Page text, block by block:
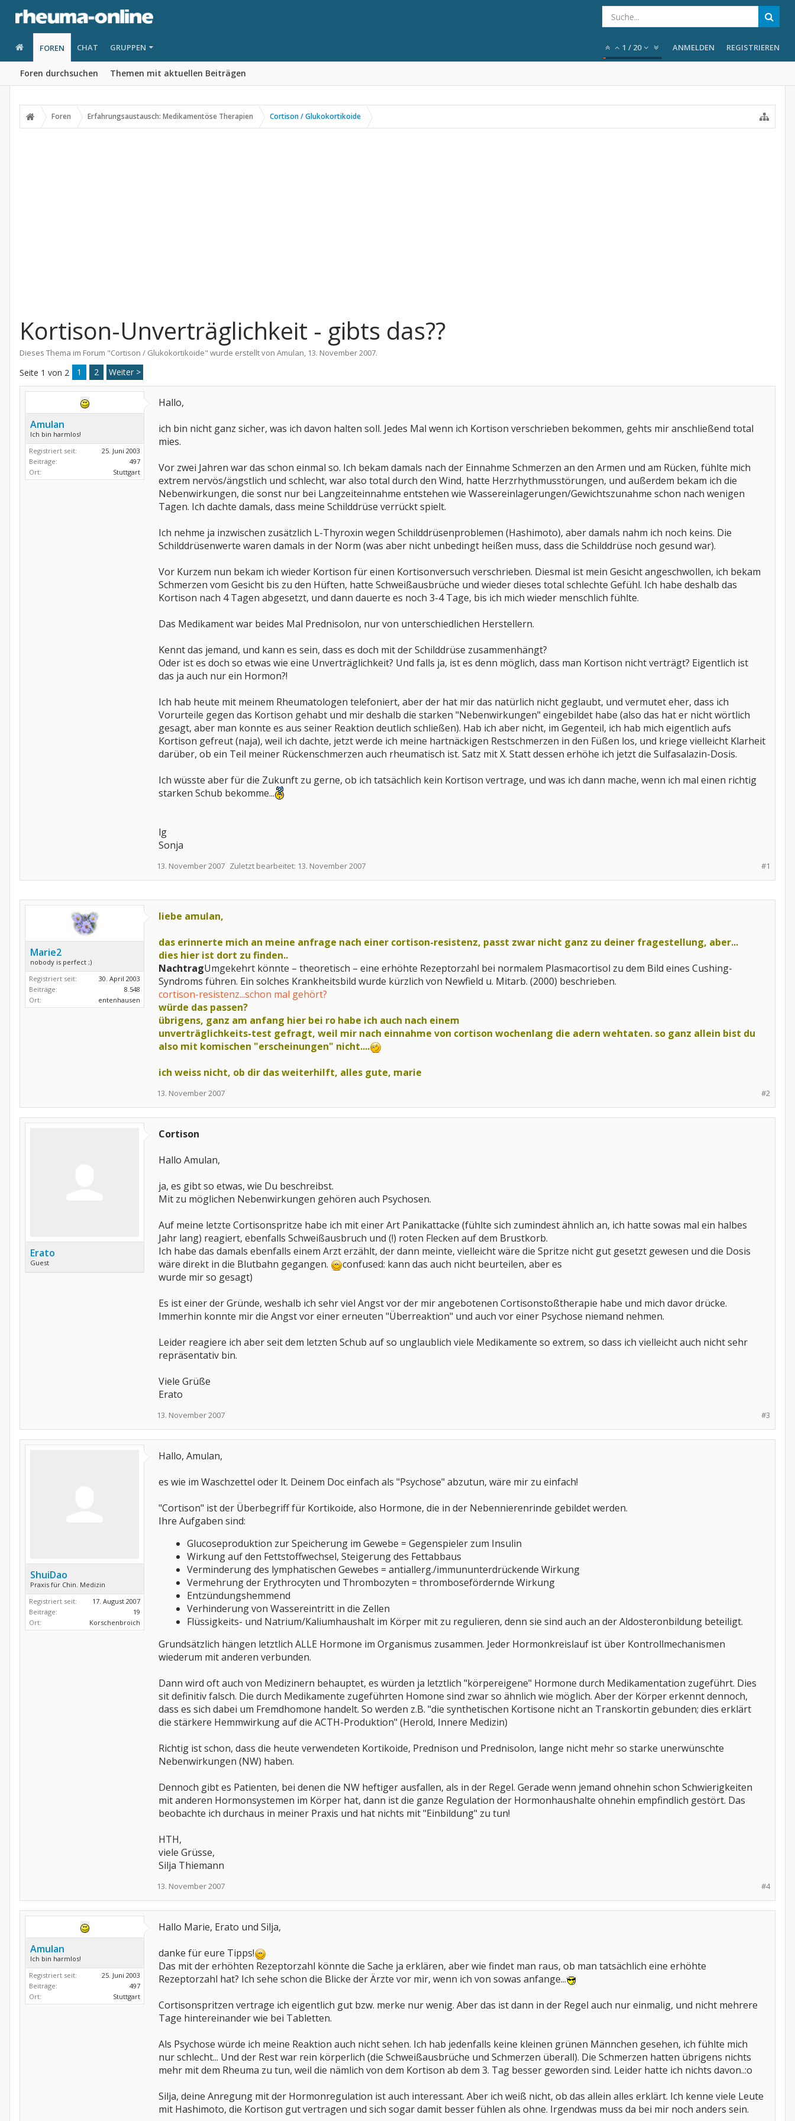
FOREN
Foren durchsuchen Themen mit aktuellen Beiträgen
CHAT GRUPPEN 1 / 20 ANMELDEN REGISTRIEREN
Foren Erfahrungsaustausch: Medikamentöse Therapien Cortison / Glukokortikoide
Kortison-Unverträglichkeit - gibts das??
Dieses Thema im Forum "Cortison / Glukokortikoide" wurde erstellt von Amulan, 13. November 2007.
Seite 1 von 2 1 2 Weiter >
Amulan
Ich bin harmlos!
Registriert seit:
25. Juni 2003
Beiträge:
497
Ort:
Stuttgart
Hallo,
ich bin nicht ganz sicher, was ich davon halten soll. Jedes Mal wenn ich Kortison verschrieben bekommen, gehts mir anschließend total
mies.
Vor zwei Jahren war das schon einmal so. Ich bekam damals nach der Einnahme Schmerzen an den Armen und am Rücken, fühlte mich
extrem nervös/ängstlich und schlecht, war also total durch den Wind, hatte Herzrhythmusstörungen, und außerdem bekam ich die
Nebenwirkungen, die sonst nur bei Langzeiteinnahme entstehen wie Wassereinlagerungen/Gewichtszunahme schon nach wenigen
Tagen. Ich dachte damals, dass meine Schilddrüse verrückt spielt.
Ich nehme ja inzwischen zusätzlich L-Thyroxin wegen Schilddrüsenproblemen (Hashimoto), aber damals nahm ich noch keins. Die
Schilddrüsenwerte waren damals in der Norm (was aber nicht unbedingt heißen muss, dass die Schilddrüse noch gesund war).
Vor Kurzem nun bekam ich wieder Kortison für einen Kortisonversuch verschrieben. Diesmal ist mein Gesicht angeschwollen, ich bekam
Schmerzen vom Gesicht bis zu den Hüften, hatte Schweißausbrüche und wieder dieses total schlechte Gefühl. Ich habe deshalb das
Kortison nach 4 Tagen abgesetzt, und dann dauerte es noch 3-4 Tage, bis ich mich wieder menschlich fühlte.
Das Medikament war beides Mal Prednisolon, nur von unterschiedlichen Herstellern.
Kennt das jemand, und kann es sein, dass es doch mit der Schilddrüse zusammenhängt?
Oder ist es doch so etwas wie eine Unverträglichkeit? Und falls ja, ist es denn möglich, dass man Kortison nicht verträgt? Eigentlich ist
das ja auch nur ein Hormon?!
Ich hab heute mit meinem Rheumatologen telefoniert, aber der hat mir das natürlich nicht geglaubt, und vermutet eher, dass ich
Vorurteile gegen das Kortison gehabt und mir deshalb die starken "Nebenwirkungen" eingebildet habe (also das hat er nicht wörtlich
gesagt, aber man konnte es aus seiner Reaktion deutlich schließen). Hab ich aber nicht, im Gegenteil, ich hab mich eigentlich aufs
Kortison gefreut (naja), weil ich dachte, jetzt werde ich meine hartnäckigen Restschmerzen in den Füßen los, und kriege vielleicht Klarheit
darüber, ob ein Teil meiner Rückenschmerzen auch rheumatisch ist. Satz mit X. Statt dessen erhöhe ich jetzt die Sulfasalazin-Dosis.
Ich wüsste aber für die Zukunft zu gerne, ob ich tatsächlich kein Kortison vertrage, und was ich dann mache, wenn ich mal einen richtig
starken Schub bekomme...
lg
Sonja
#1
13. November 2007 Zuletzt bearbeitet: 13. November 2007
Marie2
nobody is perfect ;)
Registriert seit:
30. April 2003
Beiträge:
8.548
Ort:
entenhausen
liebe amulan,
das erinnerte mich an meine anfrage nach einer cortison-resistenz, passt zwar nicht ganz zu deiner fragestellung, aber...
dies hier ist dort zu finden..
NachtragUmgekehrt könnte – theoretisch – eine erhöhte Rezeptorzahl bei normalem Plasmacortisol zu dem Bild eines Cushing-
Syndroms führen. Ein solches Krankheitsbild wurde kürzlich von Newfield u. Mitarb. (2000) beschrieben.
cortison-resistenz...schon mal gehört?
würde das passen?
übrigens, ganz am anfang hier bei ro habe ich auch nach einem
unverträglichkeits-test gefragt, weil mir nach einnahme von cortison wochenlang die adern wehtaten. so ganz allein bist du
also mit komischen "erscheinungen" nicht....
ich weiss nicht, ob dir das weiterhilft, alles gute, marie
#2
13. November 2007
Erato
Guest
Cortison
Hallo Amulan,
ja, es gibt so etwas, wie Du beschreibst.
Mit zu möglichen Nebenwirkungen gehören auch Psychosen.
Auf meine letzte Cortisonspritze habe ich mit einer Art Panikattacke (fühlte sich zumindest ähnlich an, ich hatte sowas mal ein halbes
Jahr lang) reagiert, ebenfalls Schweißausbruch und (!) roten Flecken auf dem Brustkorb.
Ich habe das damals ebenfalls einem Arzt erzählt, der dann meinte, vielleicht wäre die Spritze nicht gut gesetzt gewesen und die Dosis
wäre direkt in die Blutbahn gegangen.
confused: kann das auch nicht beurteilen, aber es
wurde mir so gesagt)
Es ist einer der Gründe, weshalb ich sehr viel Angst vor der mir angebotenen Cortisonstoßtherapie habe und mich davor drücke.
Immerhin konnte mir die Angst vor einer erneuten "Überreaktion" und auch vor einer Psychose niemand nehmen.
Leider reagiere ich aber seit dem letzten Schub auf so unglaublich viele Medikamente so extrem, so dass ich vielleicht auch nicht sehr
repräsentativ bin.
Viele Grüße
Erato
#3
13. November 2007
ShuiDao
Praxis für Chin. Medizin
Registriert seit:
17. August 2007
Beiträge:
19
Ort:
Korschenbroich
Hallo, Amulan,
es wie im Waschzettel oder lt. Deinem Doc einfach als "Psychose" abzutun, wäre mir zu einfach!
"Cortison" ist der Überbegriff für Kortikoide, also Hormone, die in der Nebennierenrinde gebildet werden.
Ihre Aufgaben sind:
Glucoseproduktion zur Speicherung im Gewebe = Gegenspieler zum Insulin
Wirkung auf den Fettstoffwechsel, Steigerung des Fettabbaus
Verminderung des lymphatischen Gewebes = antiallerg./immununterdrückende Wirkung
Vermehrung der Erythrocyten und Thrombozyten = thrombosefördernde Wirkung
Entzündungshemmend
Verhinderung von Wassereintritt in die Zellen
Flüssigkeits- und Natrium/Kaliumhaushalt im Körper mit zu regulieren, denn sie sind auch an der Aldosteronbildung beteiligt.
Grundsätzlich hängen letztlich ALLE Hormone im Organismus zusammen. Jeder Hormonkreislauf ist über Kontrollmechanismen
wiederum mit anderen verbunden.
Dann wird oft auch von Medizinern behauptet, es würden ja letztlich "körpereigene" Hormone durch Medikamentation zugeführt. Dies
sit definitiv falsch. Die durch Medikamente zugeführten Homone sind zwar so ähnlich wie möglich. Aber der Körper erkennt dennoch,
dass es sich dabei um Fremdhomone handelt. So werden z.B. "die synthetischen Kortisone nicht an Transkortin gebunden; dies erklärt
die stärkere Hemmwirkung auf die ACTH-Produktion" (Herold, Innere Medizin)
Richtig ist schon, dass die heute verwendeten Kortikoide, Prednison und Prednisolon, lange nicht mehr so starke unerwünschte
Nebenwirkungen (NW) haben.
Dennoch gibt es Patienten, bei denen die NW heftiger ausfallen, als in der Regel. Gerade wenn jemand ohnehin schon Schwierigkeiten
mit anderen Hormonsystemen im Körper hat, dann ist die ganze Regulation der Hormonhaushalte ohnehin empfindlich gestört. Das
beobachte ich durchaus in meiner Praxis und hat nichts mit "Einbildung" zu tun!
HTH,
viele Grüsse,
Silja Thiemann
#4
13. November 2007
Amulan
Ich bin harmlos!
Registriert seit:
25. Juni 2003
Beiträge:
497
Ort:
Stuttgart
Hallo Marie, Erato und Silja,
danke für eure Tipps!
Das mit der erhöhten Rezeptorzahl könnte die Sache ja erklären, aber wie findet man raus, ob man tatsächlich eine erhöhte
Rezeptorzahl hat? Ich sehe schon die Blicke der Ärzte vor mir, wenn ich von sowas anfange...
Cortisonspritzen vertrage ich eigentlich gut bzw. merke nur wenig. Aber das ist dann in der Regel auch nur einmalig, und nicht mehrere
Tage hintereinander wie bei Tabletten.
Als Psychose würde ich meine Reaktion auch nicht sehen. Ich hab jedenfalls keine kleinen grünen Männchen gesehen, ich fühlte mich
nur schlecht... Und der Rest war rein körperlich (die Schweißausbrüche und Schmerzen überall). Die Schmerzen hatten übrigens nichts
mehr mit dem Rheuma zu tun, weil die nämlich von dem Kortison ab dem 3. Tag besser geworden sind. Leider hatte ich nichts davon..:o
Silja, deine Anregung mit der Hormonregulation ist auch interessant. Aber ich weiß nicht, ob das allein alles erklärt. Ich kenne viele Leute
mit Hashimoto, die Kortison gut vertragen und sich sogar damit besser fühlen als ohne. Irgendwas muss da bei mir noch anders sein.